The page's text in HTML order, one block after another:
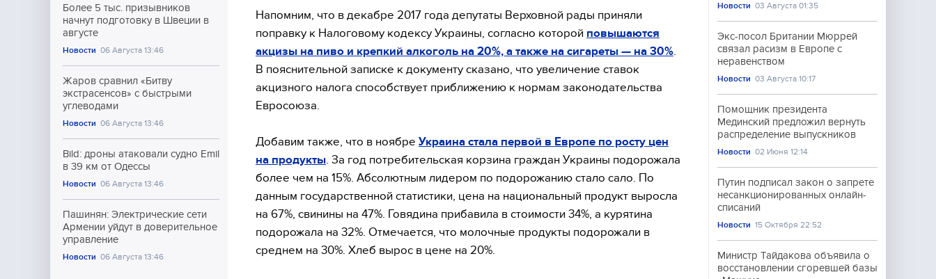
Более 5 тыс. призывников
начнут подготовку в Швеции в
августе
Новости 06 Августа 13:46
Жаров сравнил «Битву
экстрасенсов» с быстрыми
углеводами
Новости 06 Августа 13:46
Bild: дроны атаковали судно Emil
в 39 км от Одессы
Новости 06 Августа 13:46
Пашинян: Электрические сети
Армении уйдут в доверительное
управление
Новости 06 Августа 13:46
Напомним, что в декабре 2017 года депутаты Верховной рады приняли
поправку к Налоговому кодексу Украины, согласно которой повышаются
акцизы на пиво и крепкий алкоголь на 20%, а также на сигареты — на 30%
В пояснительной записке к документу сказано, что увеличение ставок
акцизного налога способствует приближению к нормам законодательства
Евросоюза.
Добавим также, что в ноябре Украина стала первой в Европе по росту цен
на продукты . За год потребительская корзина граждан Украины подорожала
более чем на 15%. Абсолютным лидером по подорожанию стало сало. По
данным государственной статистики, цена на национальный продукт выросла
на 67%, свинины на 47%. Говядина прибавила в стоимости 34%, а курятина
подорожала на 32%. Отмечается, что молочные продукты подорожали в
среднем на 30%. Хлеб вырос в цене на 20%.
Новости 03 Августа 01:35
Экс-посол Британии Мюррей
связал расизм в Европе с
неравенством
Новости 03 Августа 10:17
Помощник президента
Мединский предложил вернуть
распределение выпускников
Новости 02 Июня 12:14
Путин подписал закон о запрете
несанкционированных онлайн-
списаний
Новости 15 Октября 22:52
Министр Тайдакова объявила о
восстановлении сгоревшей базы